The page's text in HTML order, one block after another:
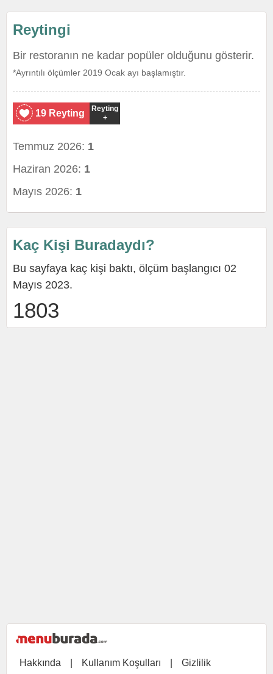
Reytingi
Bir restoranın ne kadar popüler olduğunu gösterir.
*Ayrıntılı ölçümler 2019 Ocak ayı başlamıştır.
19 Reyting
Reyting
+
Temmuz 2026: 1
Haziran 2026: 1
Mayıs 2026: 1
Kaç Kişi Buradaydı?
Bu sayfaya kaç kişi baktı, ölçüm başlangıcı 02
Mayıs 2023.
1803
Hakkında Kullanım Koşulları Gizlilik